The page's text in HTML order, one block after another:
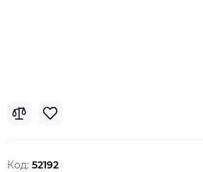
Код: 52192